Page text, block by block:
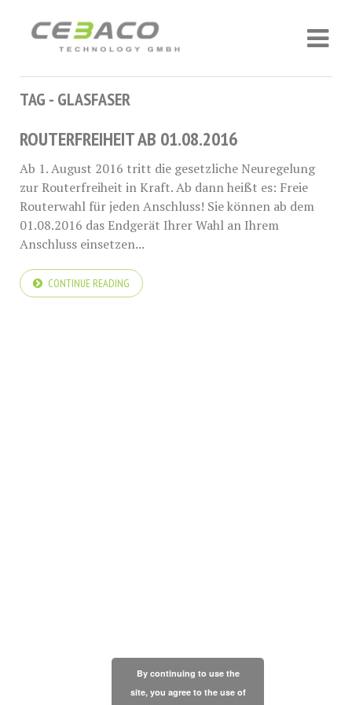
TAG - GLASFASER
ROUTERFREIHEIT AB 01.08.2016
Ab 1. August 2016 tritt die gesetzliche Neuregelung
zur Routerfreiheit in Kraft. Ab dann heißt es: Freie
Routerwahl für jeden Anschluss! Sie können ab dem
01.08.2016 das Endgerät Ihrer Wahl an Ihrem
Anschluss einsetzen...
CONTINUE READING
By continuing to use the
site, you agree to the use of